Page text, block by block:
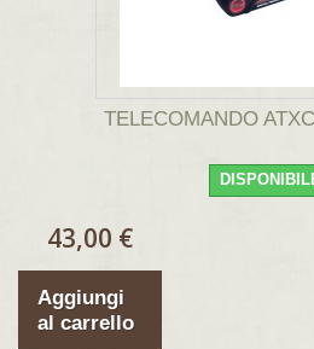
TELECOMANDO
43,00 €
Aggiungi
al carrello